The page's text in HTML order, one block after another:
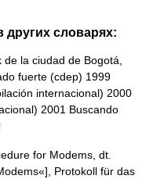
других словарях:
la ciudad de Bogotá,
fuerte (cdep) 1999
internacional) 2000
2001 Buscando
for Modems, dt.
Protokoll für das